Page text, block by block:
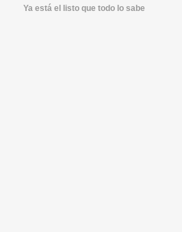
Ya está el listo que todo lo sabe